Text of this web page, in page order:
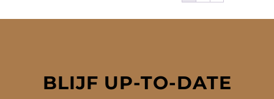
BLIJF UP-TO-DATE